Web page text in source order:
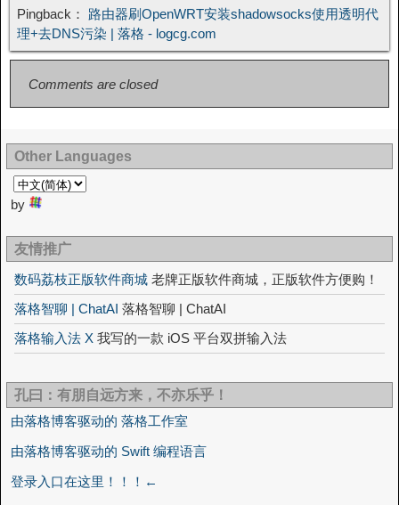
Pingback： 路由器刷OpenWRT安装shadowsocks使用透明代
理+去DNS污染 | 落格 - logcg.com
Comments are closed
Other Languages
by
友情推广
数码荔枝正版软件商城 老牌正版软件商城，正版软件方便购！
落格智聊 | ChatAI 落格智聊 | ChatAI
落格输入法 X 我写的一款 iOS 平台双拼输入法
孔曰：有朋自远方来，不亦乐乎！
由落格博客驱动的 落格工作室
由落格博客驱动的 Swift 编程语言
登录入口在这里！！！←